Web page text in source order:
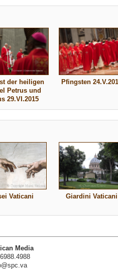
der heiligen
Petrus und
29.VI.2015
Pfingsten
Vaticani Giardini Vaticani
Media